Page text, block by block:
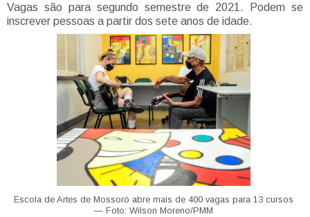
Vagas são para segundo semestre de 2021. Podem se
inscrever pessoas a partir dos sete anos de idade.
Escola de Artes de Mossoró abre mais de 400 vagas para 13 cursos
— Foto: Wilson Moreno/PMM